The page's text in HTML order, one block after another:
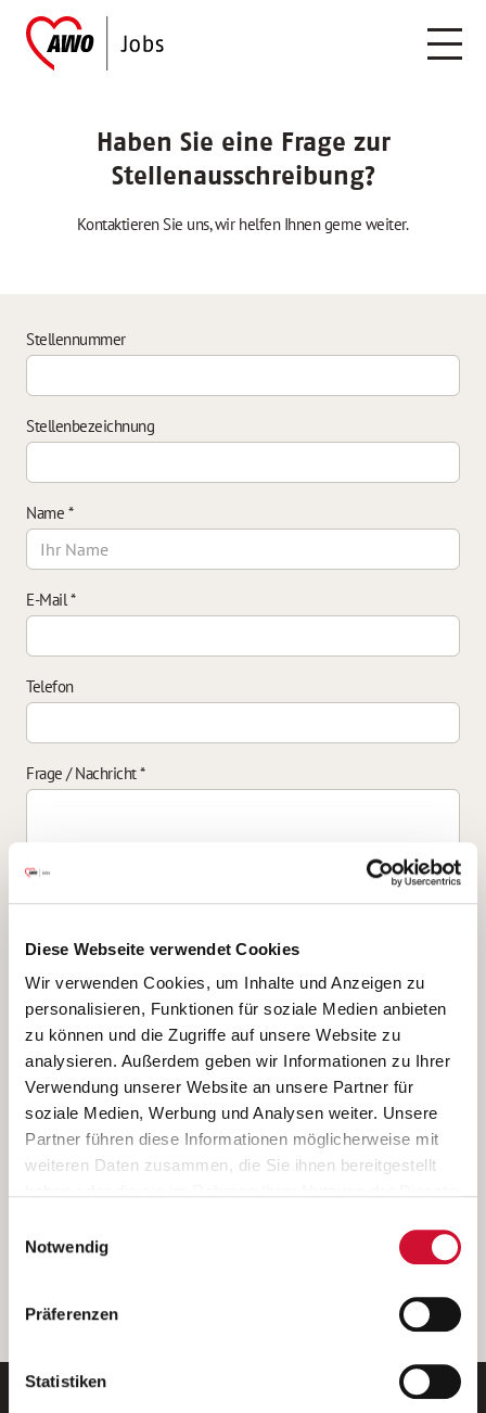
Diese Webseite verwendet Cookies
Wir verwenden Cookies, um Inhalte und Anzeigen zu
personalisieren, Funktionen für soziale Medien anbieten
zu können und die Zugriffe auf unsere Website zu
analysieren. Außerdem geben wir Informationen zu Ihrer
Verwendung unserer Website an unsere Partner für
soziale Medien, Werbung und Analysen weiter. Unsere
Partner führen diese Informationen möglicherweise mit
weiteren Daten zusammen, die Sie ihnen bereitgestellt
Wenn Sie auf „Cookies zulassen“ klicken, so stimmen
Sie der Speicherung sämtlicher Cookies zu. Sie können
Ihre Einwilligung selbstverständlich jederzeit widerrufen,
indem Sie die Cookie-Einstellungen aufrufen und diese
unserer
Notwendig
Präferenzen
Statistiken
Haben Sie eine Frage zur
Stellenausschreibung?
Kontaktieren Sie uns, wir helfen Ihnen gerne weiter.
Stellennummer
Stellenbezeichnung
Name *
E-Mail*
Telefon
Frage / Nachricht*
Ich bin damit einverstanden, dass meine personenbezogenen Daten
ausschließlich zum Zweck der Durchführung der Kontaktanfrage
verarbeitet, auf IT- Systemen der Garitz Bewirtschaftungsbetriebe
GmbH, Heinrich-von-Kleist-Straße 2, 97688 Bad Kissingen
(Betreiber) gespeichert und an die für das Stellenangebot
verantwortliche Stelle zur Kontaktaufnahme weitergegeben
werden.
Diese Einwilligungserklärung kann ich jederzeit gegenüber dem
Weitere Details können Sie der
entnehmen.